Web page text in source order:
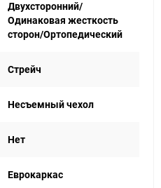
Двухсторонний/
Одинаковая жесткость
сторон/Ортопедический
Стрейч
Несъемный чехол
Нет
Еврокаркас